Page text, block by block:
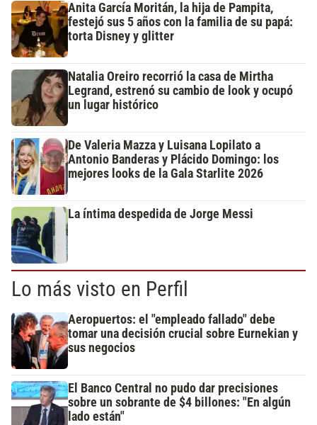
Anita García Moritán, la hija de Pampita,
festejó sus 5 años con la familia de su papá:
torta Disney y glitter
Natalia Oreiro recorrió la casa de Mirtha
Legrand, estrenó su cambio de look y ocupó
un lugar histórico
De Valeria Mazza y Luisana Lopilato a
Antonio Banderas y Plácido Domingo: los
mejores looks de la Gala Starlite 2026
La íntima despedida de Jorge Messi
Lo más visto en Perfil
Aeropuertos: el "empleado fallado" debe
tomar una decisión crucial sobre Eurnekian y
sus negocios
El Banco Central no pudo dar precisiones
sobre un sobrante de $4 billones: "En algún
lado están"